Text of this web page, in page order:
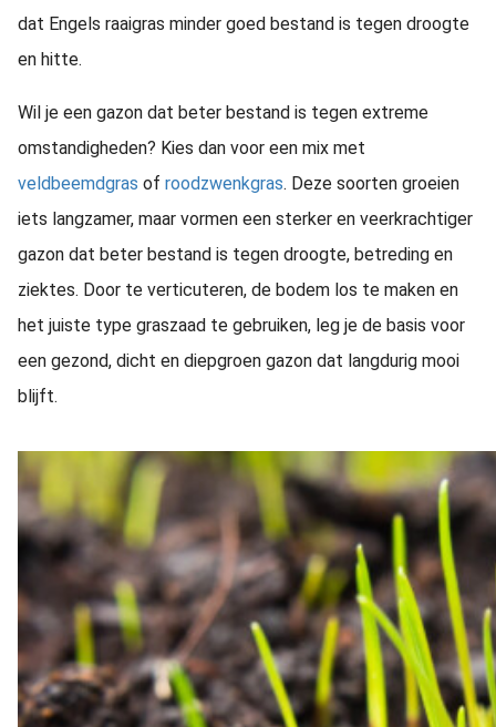
dat Engels raaigras minder goed bestand is tegen droogte
en hitte.
Wil je een gazon dat beter bestand is tegen extreme
omstandigheden? Kies dan voor een mix met
veldbeemdgras of roodzwenkgras. Deze soorten groeien
iets langzamer, maar vormen een sterker en veerkrachtiger
gazon dat beter bestand is tegen droogte, betreding en
ziektes. Door te verticuteren, de bodem los te maken en
het juiste type graszaad te gebruiken, leg je de basis voor
een gezond, dicht en diepgroen gazon dat langdurig mooi
blijft.